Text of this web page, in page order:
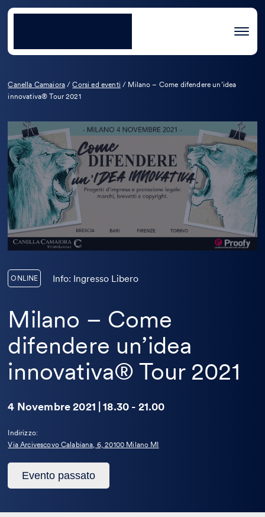
Canella Camaiora /Corsi ed eventi / Milano – Come difendere un’idea
innovativa® Tour 2021
ONLINE Info: Ingresso Libero
Milano – Come
difendere un’idea
innovativa® Tour 2021
4 Novembre 2021 | 18.30 - 21.00
Indirizzo:
Via Arcivescovo Calabiana, 6, 20100 Milano MI
Questo
evento
è
Evento passato